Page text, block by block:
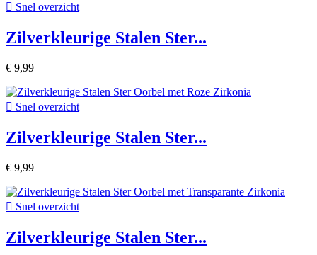
 Snel overzicht
Zilverkleurige Stalen Ster...
€ 9,99
 Snel overzicht
Zilverkleurige Stalen Ster...
€ 9,99
 Snel overzicht
Zilverkleurige Stalen Ster...